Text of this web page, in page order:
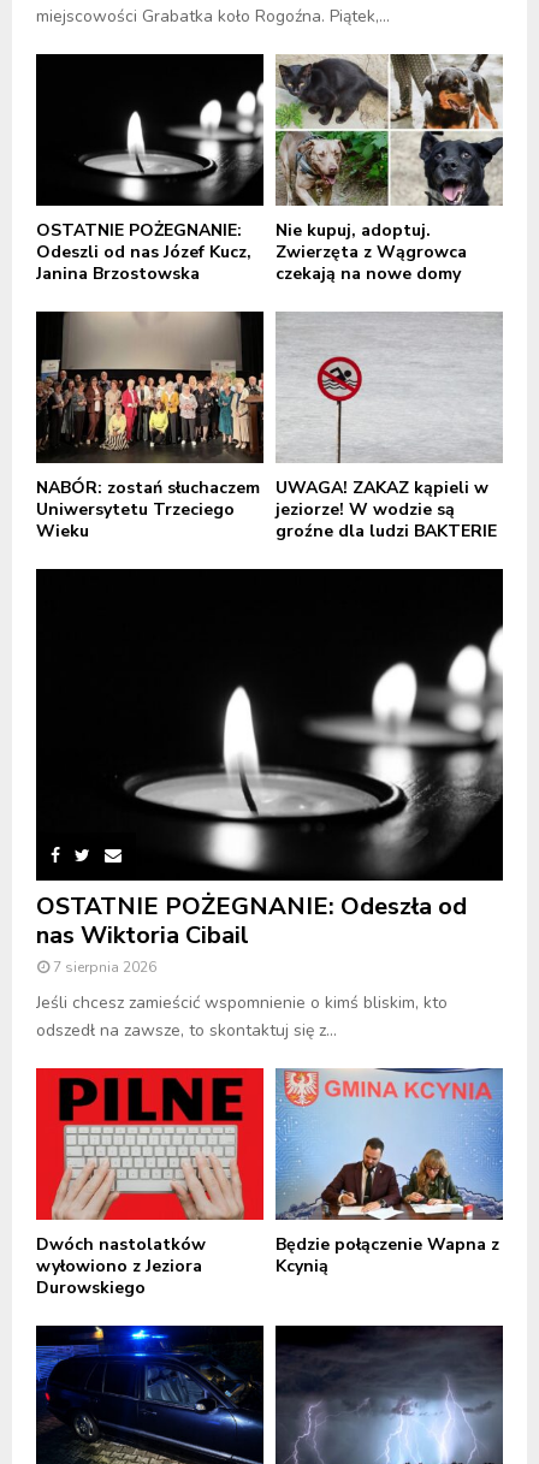
miejscowości Grabatka koło Rogoźna. Piątek,...
OSTATNIE POŻEGNANIE:
Odeszli od nas Józef Kucz,
Janina Brzostowska
Nie kupuj, adoptuj.
Zwierzęta z Wągrowca
czekają na nowe domy
NABÓR: zostań słuchaczem
Uniwersytetu Trzeciego
Wieku
UWAGA! ZAKAZ kąpieli w
jeziorze! W wodzie są
groźne dla ludzi BAKTERIE
OSTATNIE POŻEGNANIE: Odeszła od
nas Wiktoria Cibail
7 sierpnia 2026
Jeśli chcesz zamieścić wspomnienie o kimś bliskim, kto
odszedł na zawsze, to skontaktuj się z...
Dwóch nastolatków
wyłowiono z Jeziora
Durowskiego
Będzie połączenie Wapna z
Kcynią